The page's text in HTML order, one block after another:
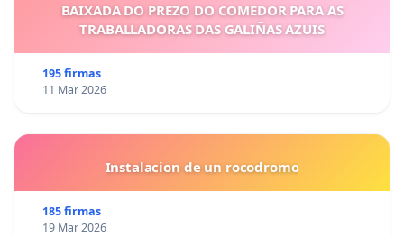
BAIXADA DO PREZO DO COMEDOR PARA AS
TRABALLADORAS DAS GALIÑAS AZUIS
195 firmas
11 Mar 2026
Instalacion de un rocodromo
185 firmas
19 Mar 2026